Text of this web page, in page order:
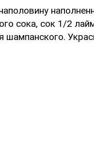
сока, сок 1/2
шампанского.